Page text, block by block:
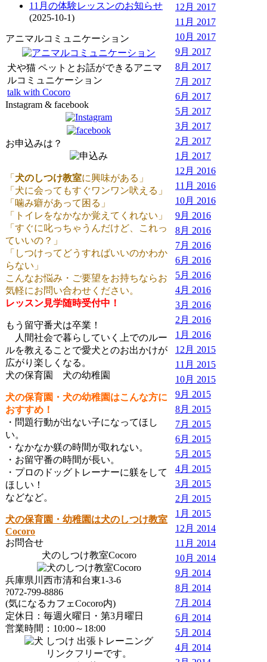
11月の体験レッスンのお知らせ
(2025-10-1)
アニマルコミュニケーション
犬や猫 ペットとお話ができるアニマ
ルコミュニケーション
talk with Cocoro
Instagram & facebook
お申込みは？
「 犬のしつけ教室に興味がある」
「犬に会ってもすぐワンワン吠える」
「噛み癖があって困る」
「トイレをなかなか覚えてくれない」
「すぐに叱っちゃうんだけど、これっ
ていいの？」
「しつけってどうすればいいのかわか
らない」
こんなお悩み・ご要望をお持ちならお
気軽にお問い合わせください。
レッスン見学随時受付中！
もう留守番犬は卒業！
人間社会で暮らしていく上でのルー
ルを教えることで愛犬とのお出かけが
広がり楽しくなる。
犬の保育園 犬の幼稚園
犬の保育園・犬の幼稚園はこんな方に
おすすめ！
・問題行動が出ない子になってほし
い。
・なかなか躾の時間が取れない。
・お留守番の時間が長い。
・プロのドッグトレーナーに躾をして
ほしい！
などなど。
犬の保育園・幼稚園は犬のしつけ教室
Cocoro
お問合せ
犬のしつけ教室Cocoro
兵庫県川西市清和台東1-3-6
?072-799-8886
(気になるカフェCocoro内)
定休日：毎週火曜日・第3月曜日
営業時間：10:00～18:00
リンクフリーです。
12月 2017
11月 2017
10月 2017
9月 2017
8月 2017
7月 2017
6月 2017
5月 2017
3月 2017
2月 2017
1月 2017
12月 2016
11月 2016
10月 2016
9月 2016
8月 2016
7月 2016
6月 2016
5月 2016
4月 2016
3月 2016
2月 2016
1月 2016
12月 2015
11月 2015
10月 2015
9月 2015
8月 2015
7月 2015
6月 2015
5月 2015
4月 2015
3月 2015
2月 2015
1月 2015
12月 2014
11月 2014
10月 2014
9月 2014
8月 2014
7月 2014
6月 2014
5月 2014
4月 2014